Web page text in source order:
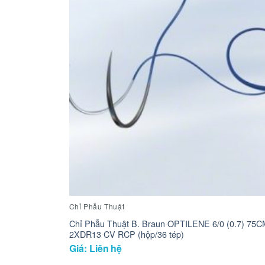
Chỉ Phẫu Thuật
Chỉ Phẫu Thuật B. Braun OPTILENE 6/0 (0.7)
2XDR13 CV RCP (hộp/36 tép)
Giá: Liên hệ